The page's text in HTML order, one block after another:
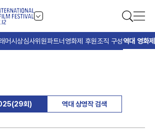
머시상심사위원파트너 영화제 후원조직 구성역대 영화제
회) 역대 상영작 검색